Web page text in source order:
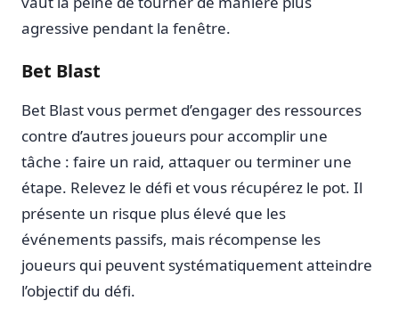
agressive pendant la fenêtre.
Bet Blast
Bet Blast vous permet d’engager des ressources
contre d’autres joueurs pour accomplir une
tâche : faire un raid, attaquer ou terminer une
étape. Relevez le défi et vous récupérez le pot. Il
présente un risque plus élevé que les
événements passifs, mais récompense les
joueurs qui peuvent systématiquement atteindre
l’objectif du défi.